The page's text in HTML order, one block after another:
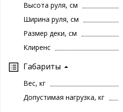
Высота руля, см
Ширина руля, см
Размер деки, см
Клиренс
Габариты
Вес, кг
Допустимая нагрузка, кг